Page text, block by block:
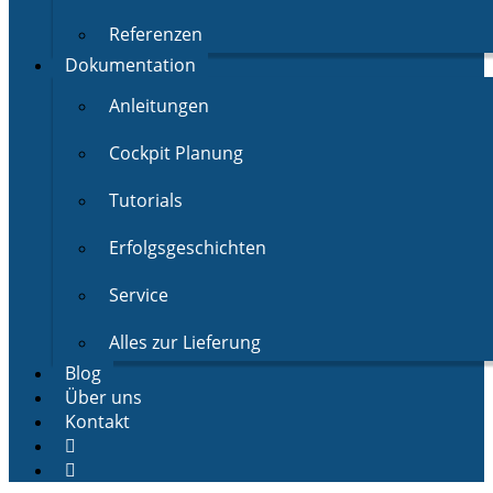
Referenzen
Dokumentation
Anleitungen
Cockpit Planung
Tutorials
Erfolgsgeschichten
Service
Alles zur Lieferung
Blog
Über uns
Kontakt